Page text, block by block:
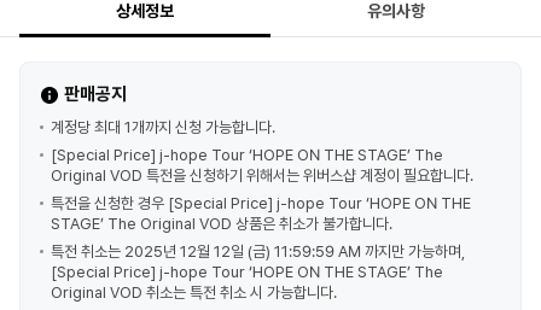
상세정보 유의사항
판매공지
계정당 최대 1개까지 신청 가능합니다.
[Special Price] j-hope Tour ‘HOPE ON THE STAGE’ The
Original VOD 특전을 신청하기 위해서는 위버스샵 계정이 필요합니다.
특전을 신청한 경우 [Special Price] j-hope Tour ‘HOPE ON THE
STAGE’ The Original VOD 상품은 취소가 불가합니다.
특전 취소는 2025년 12월 12일 (금) 11:59:59 AM 까지만 가능하며,
[Special Price] j-hope Tour ‘HOPE ON THE STAGE’ The
Original VOD 취소는 특전 취소 시 가능합니다.